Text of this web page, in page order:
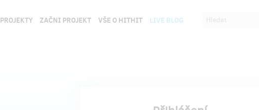
PROJEKTY ZAČNI PROJEKT VŠE O HITHIT LIVE BLOG